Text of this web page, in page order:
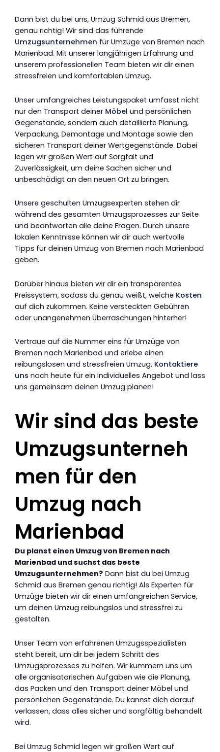
Dann bist du bei uns, Umzug Schmid aus Bremen,
genau richtig! Wir sind das führende
Umzugsunternehmen für Umzüge von Bremen nach
Marienbad. Mit unserer langjährigen Erfahrung und
unserem professionellen Team bieten wir dir einen
stressfreien und komfortablen Umzug.
Unser umfangreiches Leistungspaket umfasst nicht
nur den Transport deiner Möbel und persönlichen
Gegenstände, sondern auch detaillierte Planung,
Verpackung, Demontage und Montage sowie den
sicheren Transport deiner Wertgegenstände. Dabei
legen wir großen Wert auf Sorgfalt und
Zuverlässigkeit, um deine Sachen sicher und
unbeschädigt an den neuen Ort zu bringen.
Unsere geschulten Umzugsexperten stehen dir
während des gesamten Umzugsprozesses zur Seite
und beantworten alle deine Fragen. Durch unsere
lokalen Kenntnisse können wir dir auch wertvolle
Tipps für deinen Umzug von Bremen nach Marienbad
geben.
Darüber hinaus bieten wir dir ein transparentes
Preissystem, sodass du genau weißt, welche Kosten
auf dich zukommen. Keine versteckten Gebühren
oder unangenehmen Überraschungen hinterher!
Vertraue auf die Nummer eins für Umzüge von
Bremen nach Marienbad und erlebe einen
reibungslosen und stressfreien Umzug. Kontaktiere
uns noch heute für ein individuelles Angebot und lass
uns gemeinsam deinen Umzug planen!
Wir sind das beste
Umzugsunterneh
men für den
Umzug nach
Marienbad
Du planst einen Umzug von Bremen nach
Marienbad und suchst das beste
Umzugsunternehmen? Dann bist du bei Umzug
Schmid aus Bremen genau richtig! Als Experten für
Umzüge bieten wir dir einen umfangreichen Service,
um deinen Umzug reibungslos und stressfrei zu
gestalten.
Unser Team von erfahrenen Umzugsspezialisten
steht bereit, um dir bei jedem Schritt des
Umzugsprozesses zu helfen. Wir kümmern uns um
alle organisatorischen Aufgaben wie die Planung,
das Packen und den Transport deiner Möbel und
persönlichen Gegenstände. Du kannst dich darauf
verlassen, dass alles sicher und sorgfältig behandelt
wird.
Bei Umzug Schmid legen wir großen Wert auf